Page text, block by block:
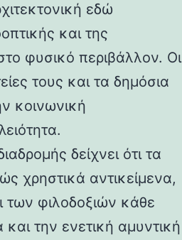
εδώ
και της
φυσικό περιβάλλον. Οι
τους και τα δημόσια
κοινωνική
δείχνει ότι τα
χρηστικά αντικείμενα,
φιλοδοξιών κάθε
την ενετική αμυντική